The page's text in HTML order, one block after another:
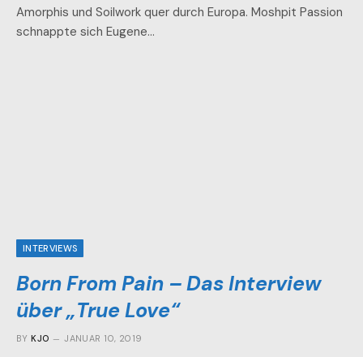
Amorphis und Soilwork quer durch Europa. Moshpit Passion
schnappte sich Eugene…
INTERVIEWS
Born From Pain – Das Interview
über „True Love“
BY KJO JANUAR 10, 2019